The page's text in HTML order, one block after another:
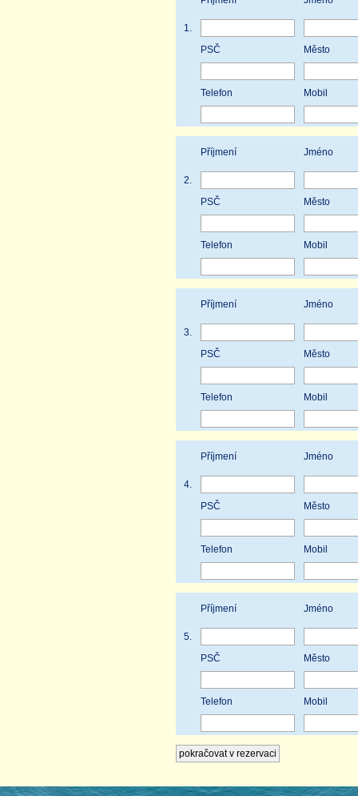
1.
PSČ
Město
Telefon Mobil
Příjmení Jméno
2.
PSČ
Město
Telefon Mobil
Příjmení Jméno
3.
PSČ
Město
Telefon Mobil
Příjmení Jméno
4.
PSČ
Město
Telefon Mobil
Příjmení Jméno
5.
PSČ
Město
Telefon Mobil